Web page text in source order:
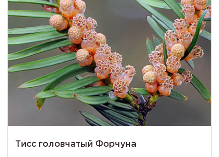
Тисс головчатый Форчуна